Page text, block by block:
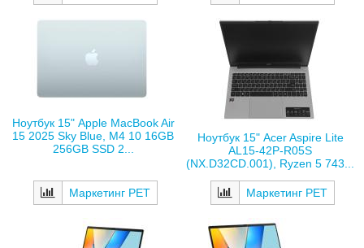
Ноутбук 15" Apple MacBook Air
15 2025 Sky Blue, M4 10 16GB
256GB SSD 2...
Маркетинг РЕТ
Ноутбук 15" Acer Aspire Lite
AL15-42P-R05S
(NX.D32CD.001), Ryzen 5 743...
Маркетинг РЕТ